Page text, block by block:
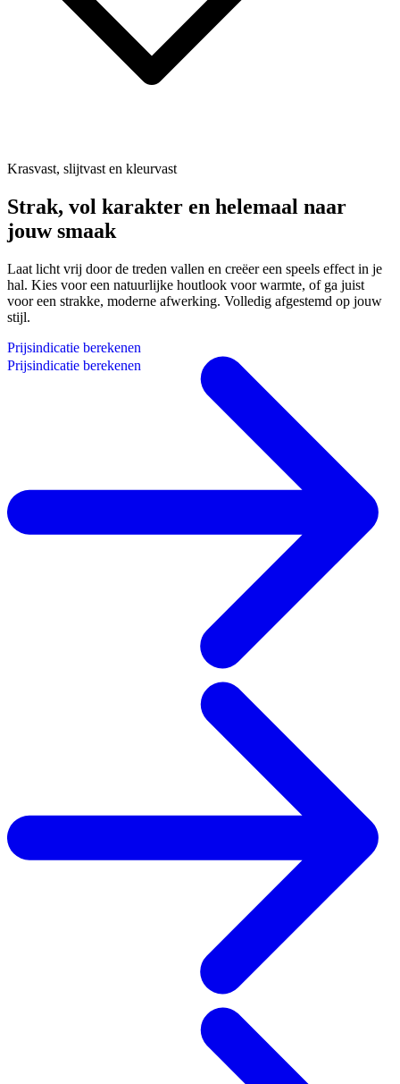
Krasvast, slijtvast en kleurvast
Strak, vol karakter en helemaal naar
jouw smaak
Laat licht vrij door de treden vallen en creëer een speels effect in je
hal. Kies voor een natuurlijke houtlook voor warmte, of ga juist
voor een strakke, moderne afwerking. Volledig afgestemd op jouw
stijl.
Prijsindicatie berekenen